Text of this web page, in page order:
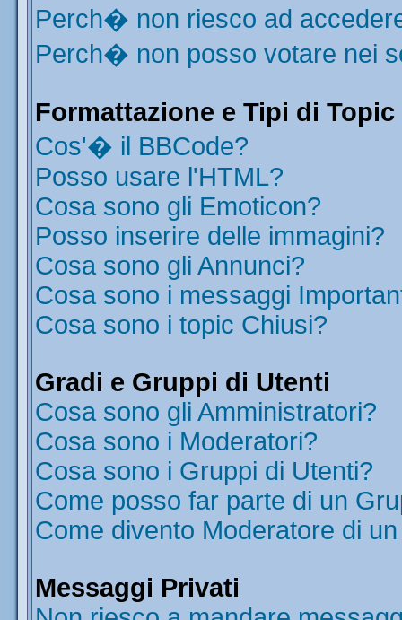
Perch� non riesco ad
Perch� non posso votare nei
Formattazione e Tipi di Topic
Cos'� il BBCode?
Posso usare l'HTML?
Cosa sono gli Emoticon?
Posso inserire delle immagini?
Cosa sono gli Annunci?
Cosa sono i messaggi
Cosa sono i topic Chiusi?
Gradi e Gruppi di Utenti
Cosa sono gli Amministratori?
Cosa sono i Moderatori?
Cosa sono i Gruppi di Utenti?
Come posso far parte di un
Come divento Moderatore di
Messaggi Privati